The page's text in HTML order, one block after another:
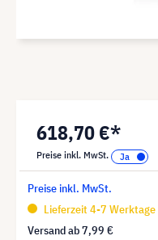
618,70 €*
Preise inkl. MwSt.
Preise inkl. MwSt.
Lieferzeit 4-7 Werktage
Versand ab7,99 €